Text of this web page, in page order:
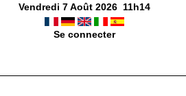
Vendredi 7 Août 2026 11h14
Se connecter